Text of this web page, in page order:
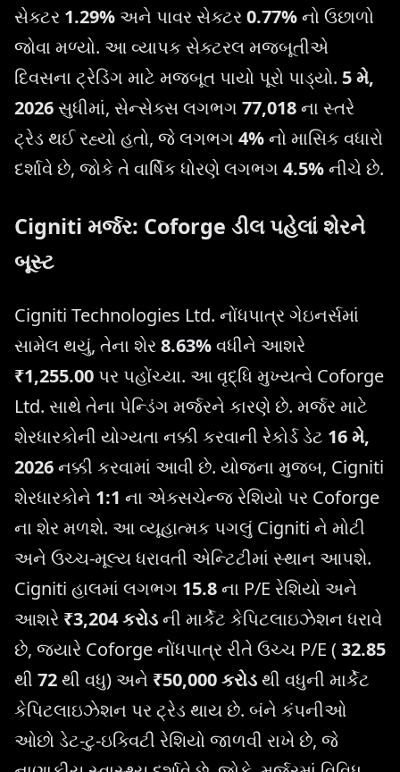
સેક્ટર 1.29% અને પાવર સેક્ટર0.77%નો ઉછાળો
જોવા મળ્યો. આ વ્યાપક સેક્ટરલ મજબૂતીએ
દિવસના ટ્રેડિંગ માટે મજબૂત પાયો પૂરો પાડ્યો. 5 મે,
2026સુધીમાં, સેન્સેક્સ લગભગ 77,018ના સ્તરે
ટ્રેડ થઈ રહ્યો હતો, જે લગભગ 4%નો માસિક વધારો
દર્શાવે છે, જોકે તે વાર્ષિક ધોરણે લગભગ 4.5%નીચે છે.
Cigniti મર્જર: Coforge ડીલ પહેલાં શેરને
બૂસ્ટ
Cigniti Technologies Ltd. નોંધપાત્ર ગેઇનર્સમાં
સામેલ થયું, તેના શેર8.63%વધીને આશરે
₹1,255.00પર પહોંચ્યા. આ વૃદ્ધિ મુખ્યત્વે Coforge
Ltd. સાથે તેના પેન્ડિંગ મર્જરને કારણે છે. મર્જર માટે
શેરધારકોની યોગ્યતા નક્કી કરવાની રેકોર્ડ ડેટ 16 મે,
2026નક્કી કરવામાં આવી છે. યોજના મુજબ, Cigniti
શેરધારકોને 1:1 ના એક્સચેન્જ રેશિયો પર Coforge
ના શેર મળશે. આ વ્યૂહાત્મક પગલું Cigniti ને મોટી
અને ઉચ્ચ-મૂલ્ય ધરાવતી એન્ટિટીમાં સ્થાન આપશે.
Cigniti હાલમાં લગભગ 15.8ના P/E રેશિયો અને
આશરે ₹3,204 કરોડની માર્કેટ કેપિટલાઇઝેશન ધરાવે
છે, જ્યારે Coforge નોંધપાત્ર રીતે ઉચ્ચ P/E (32.85
થી 72થી વધુ) અને ₹50,000 કરોડથી વધુની માર્કેટ
કેપિટલાઇઝેશન પર ટ્રેડ થાય છે. બંને કંપનીઓ
ઓછો ડેટ-ટુ-ઇક્વિટી રેશિયો જાળવી રાખે છે, જે